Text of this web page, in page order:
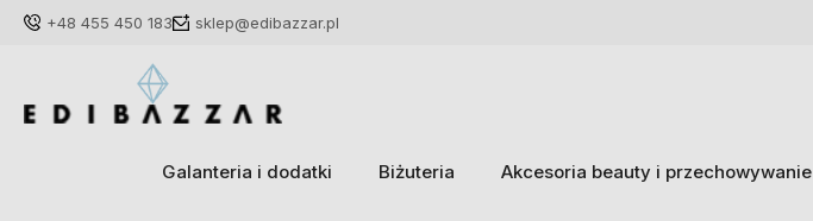
+48 455 450 183 sklep@edibazzar.pl
Galanteria i dodatki Biżuteria Akcesoria beauty i przechowywanie